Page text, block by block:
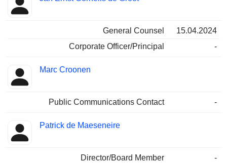
General Counsel
15.04.2024
Corporate Officer/Principal
-
Marc Croonen
Public Communications Contact -
Patrick de Maeseneire
Director/Board Member -